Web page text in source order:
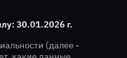
30.01.2026 г.
(далее -